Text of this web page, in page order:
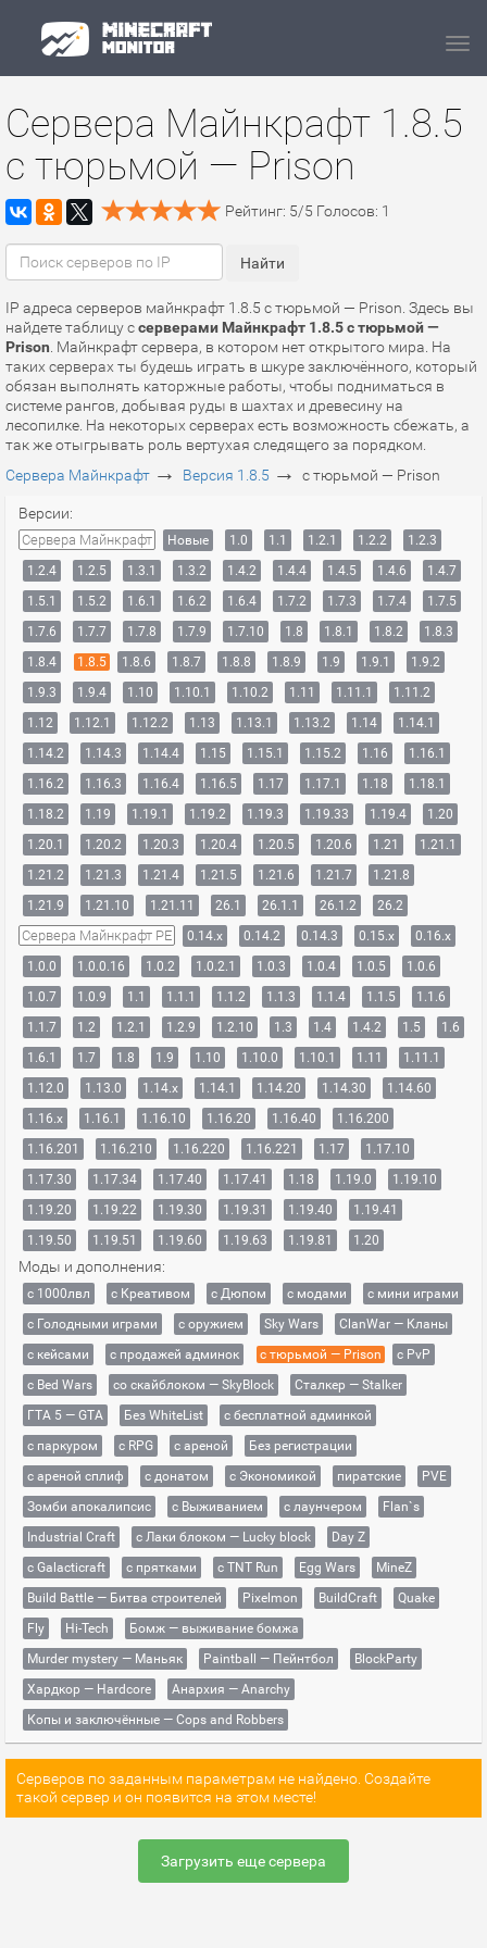
Сервера Майнкрафт 1.8.5
с тюрьмой — Prison
Рейтинг: 5/5 Голосов: 1
IP адреса серверов майнкрафт 1.8.5 с тюрьмой — Prison. Здесь вы
найдете таблицу ссерверами Майнкрафт 1.8.5 с тюрьмой —
Prison . Майнкрафт сервера, в котором нет открытого мира. На
таких серверах ты будешь играть в шкуре заключённого, который
обязан выполнять каторжные работы, чтобы подниматься в
системе рангов, добывая руды в шахтах и древесину на
лесопилке. На некоторых серверах есть возможность сбежать, а
так же отыгрывать роль вертухая следящего за порядком.
Сервера Майнкрафт → Версия 1.8.5 → с тюрьмой — Prison
Версии:
Сервера Майнкрафт Новые 1.0 1.1 1.2.1 1.2.2
1.2.3
1.2.4
1.2.5 1.3.1 1.3.2 1.4.2 1.4.4 1.4.5 1.4.6
1.4.7
1.5.1
1.5.2 1.6.1 1.6.2 1.6.4 1.7.2 1.7.3 1.7.4
1.7.5
1.7.6
1.7.7 1.7.8 1.7.9 1.7.10 1.8 1.8.1 1.8.2
1.8.3
1.8.4
1.8.5 1.8.6 1.8.7 1.8.8 1.8.9 1.9 1.9.1
1.9.2
1.9.3
1.9.4 1.10 1.10.1 1.10.2 1.11 1.11.1
1.11.2
1.12
1.12.1 1.12.2 1.13 1.13.1 1.13.2 1.14
1.14.1
1.14.2
1.14.3 1.14.4 1.15 1.15.1 1.15.2 1.16
1.16.1
1.16.2
1.16.3 1.16.4 1.16.5 1.17 1.17.1 1.18
1.18.1
1.18.2
1.19 1.19.1 1.19.2 1.19.3 1.19.33 1.19.4
1.20
1.20.1
1.20.2 1.20.3 1.20.4 1.20.5 1.20.6 1.21
1.21.1
1.21.2
1.21.3 1.21.4 1.21.5 1.21.6 1.21.7
1.21.8
1.21.9
1.21.10 1.21.11 26.1 26.1.1 26.1.2 26.2
Сервера Майнкрафт PE 0.14.x 0.14.2 0.14.3 0.15.x
0.16.x
1.0.0
1.0.0.16 1.0.2 1.0.2.1 1.0.3 1.0.4 1.0.5
1.0.6
1.0.7
1.0.9 1.1 1.1.1 1.1.2 1.1.3 1.1.4 1.1.5
1.1.6
1.1.7
1.2 1.2.1 1.2.9 1.2.10 1.3 1.4 1.4.2 1.5
1.6
1.6.1
1.7 1.8 1.9 1.10 1.10.0 1.10.1 1.11
1.11.1
1.12.0
1.13.0 1.14.x 1.14.1 1.14.20 1.14.30
1.14.60
1.16.x
1.16.1 1.16.10 1.16.20 1.16.40
1.16.200
1.16.201
1.16.210 1.16.220 1.16.221 1.17
1.17.10
1.17.30
1.17.34 1.17.40 1.17.41 1.18 1.19.0
1.19.10
1.19.20
1.19.22 1.19.30 1.19.31 1.19.40
1.19.41
1.19.50
1.19.51 1.19.60 1.19.63 1.19.81 1.20
Моды и дополнения:
с 1000лвл c Креативом с Дюпом с модами
с мини играми
с Голодными играми
с оружием Sky Wars
ClanWar — Кланы
с кейсами
с продажей админок с тюрьмой — Prison
с PvP
с Bed Wars
со скайблоком — SkyBlock
Сталкер — Stalker
ГТА 5 — GTA
Без WhiteList
с бесплатной админкой
с паркуром
с RPG с ареной
Без регистрации
с ареной сплиф
с донатом с Экономикой пиратские
PVE
Зомби апокалипсис
с Выживанием с лаунчером
Flan`s
Industrial Craft
с Лаки блоком — Lucky block
Day Z
с Galacticraft
с прятками с TNT Run Egg Wars
MineZ
Build Battle — Битва строителей
Pixelmon BuildCraft
Quake
Fly
Hi-Tech
Бомж — выживание бомжа
Murder mystery — Маньяк
Paintball — Пейнтбол
BlockParty
Хардкор — Hardcore
Анархия — Anarchy
Копы и заключённые — Cops and Robbers
Серверов по заданным параметрам не найдено. Создайте
такой сервер и он появится на этом месте!
Загрузить еще сервера